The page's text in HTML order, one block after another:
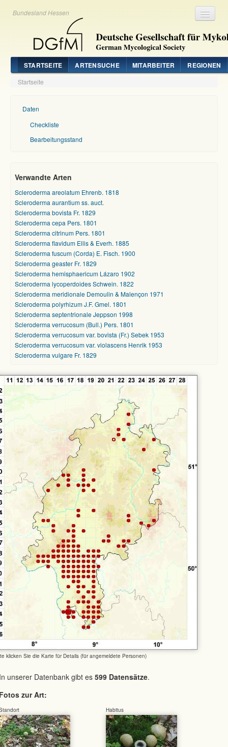
Bundesland Hessen
STARTSEITE ARTENSUCHE MITARBEITER REGIONEN
Startseite
Daten
Checkliste
Bearbeitungsstand
Verwandte Arten
Scleroderma areolatum Ehrenb. 1818
Scleroderma aurantium ss. auct.
Scleroderma bovista Fr. 1829
Scleroderma cepa Pers. 1801
Scleroderma citrinum Pers. 1801
Scleroderma flavidum Ellis & Everh. 1885
Scleroderma fuscum (Corda) E. Fisch. 1900
Scleroderma geaster Fr. 1829
Scleroderma hemisphaericum Lázaro 1902
Scleroderma lycoperdoides Schwein. 1822
Scleroderma meridionale Demoulin & Malençon 1971
Scleroderma polyrhizum J.F. Gmel. 1801
Scleroderma septentrionale Jeppson 1998
Scleroderma verrucosum (Bull.) Pers. 1801
Scleroderma verrucosum var. bovista (Fr.) Sebek 1953
Scleroderma verrucosum var. violascens Henrik 1953
Scleroderma vulgare Fr. 1829
klicken Sie die Karte für Details (für angemeldete Personen)
unserer Datenbank gibt es 599 Datensätze.
zur Art:
Habitus